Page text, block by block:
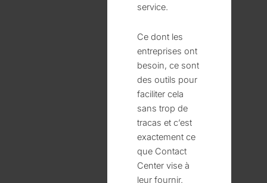
service.
Ce dont les
entreprises ont
besoin, ce sont
des outils pour
faciliter cela
sans trop de
tracas et c’est
exactement ce
que Contact
Center vise à
leur fournir.